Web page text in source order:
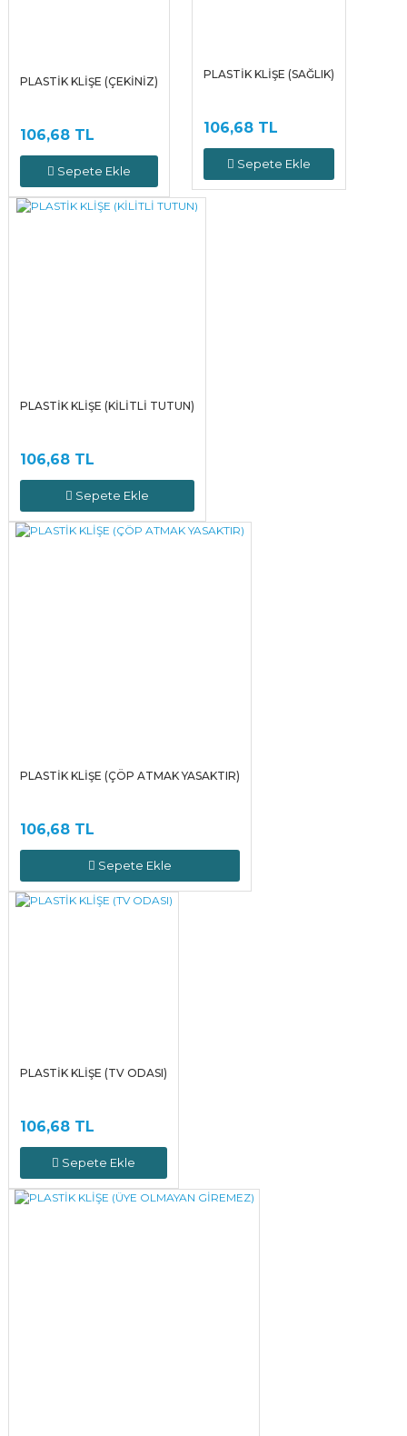
PLASTİK KLİŞE (ÇEKİNİZ)
106,68 TL
Sepete Ekle
PLASTİK KLİŞE (SAĞLIK)
106,68 TL
Sepete Ekle
PLASTİK KLİŞE (KİLİTLİ TUTUN)
106,68 TL
Sepete Ekle
PLASTİK KLİŞE (ÇÖP ATMAK YASAKTIR)
106,68 TL
Sepete Ekle
PLASTİK KLİŞE (TV ODASI)
106,68 TL
Sepete Ekle